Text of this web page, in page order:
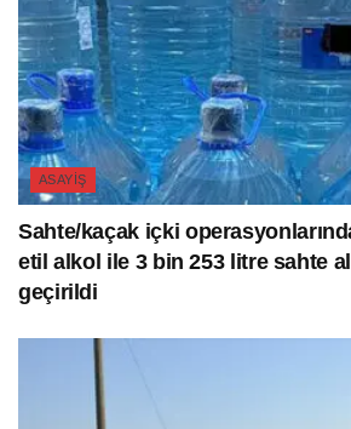
ASAYIŞ
Sahte/kaçak içki
etil alkol ile 3 bin 253 litre sahte
geçirildi